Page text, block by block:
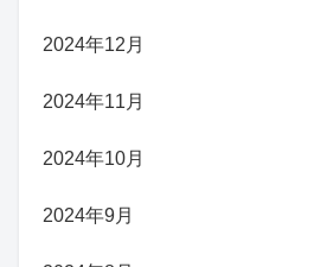
2024年12月
2024年11月
2024年10月
2024年9月